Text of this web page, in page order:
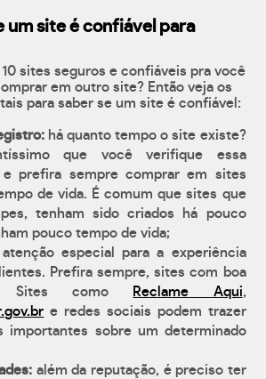
um site é confiável para
sites seguros e confiáveis pra você
em outro site? Então veja os
para saber se um site é confiável:
há quanto tempo o site existe?
que você verifique essa
e prefira sempre comprar em sites
de vida. É comum que sites que
tenham sido criados há pouco
pouco tempo de vida;
atenção especial para a experiência
Prefira sempre, sites com boa
Sites como
Reclame Aqui,
e redes sociais podem trazer
importantes sobre um determinado
além da reputação, é preciso ter